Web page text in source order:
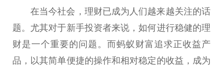
在当今社会，理财已成为人们越来越关注的话
题。尤其对于新手投资者来说，如何进行稳健的理
财是一个重要的问题。而蚂蚁财富追求正收益产
品，以其简单便捷的操作和相对稳定的收益，成为